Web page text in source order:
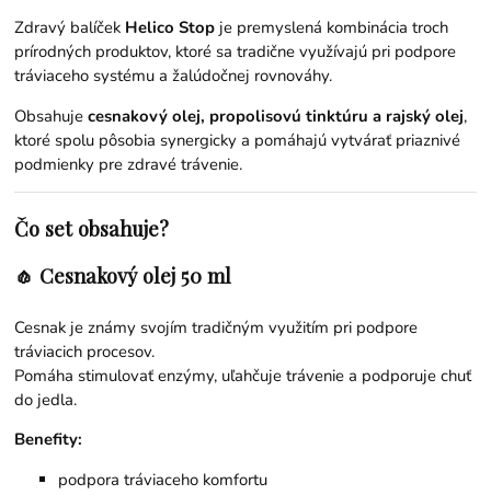
Zdravý balíček Helico Stop je premyslená kombinácia troch
prírodných produktov, ktoré sa tradične využívajú pri podpore
tráviaceho systému a žalúdočnej rovnováhy.
Obsahujecesnakový olej, propolisovú tinktúru a rajský olej,
ktoré spolu pôsobia synergicky a pomáhajú vytvárať priaznivé
podmienky pre zdravé trávenie.
Čo set obsahuje?
🧄 Cesnakový olej 50 ml
Cesnak je známy svojím tradičným využitím pri podpore
tráviacich procesov.
Pomáha stimulovať enzýmy, uľahčuje trávenie a podporuje chuť
do jedla.
Benefity:
podpora tráviaceho komfortu